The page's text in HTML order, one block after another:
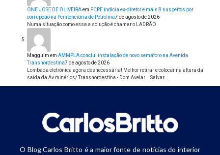
ONE JOSE DE OLIVEIRAem PCPE indicia ex-diretor e mais 8 suspeitos por
corrupção na Penitenciária de Petrolina7 de agosto de 2026
Numa situação como essa a solução é chamar o LADRÃO
Magguim em AMMPLA conclui instalação de novo semáforo na Avenida
Transnordestina7 de agosto de 2026
Lombada eletrônica agora desnecessária! Melhor retirar e colocar na altura da
saída da Av minérios/ Transnordestina - Dom Avelar... Salvar…
O Blog Carlos Britto é a maior fonte de notícias do interior